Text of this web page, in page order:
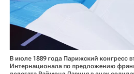
В июле 1889 года Парижский конгресс
Интернационала по предложению